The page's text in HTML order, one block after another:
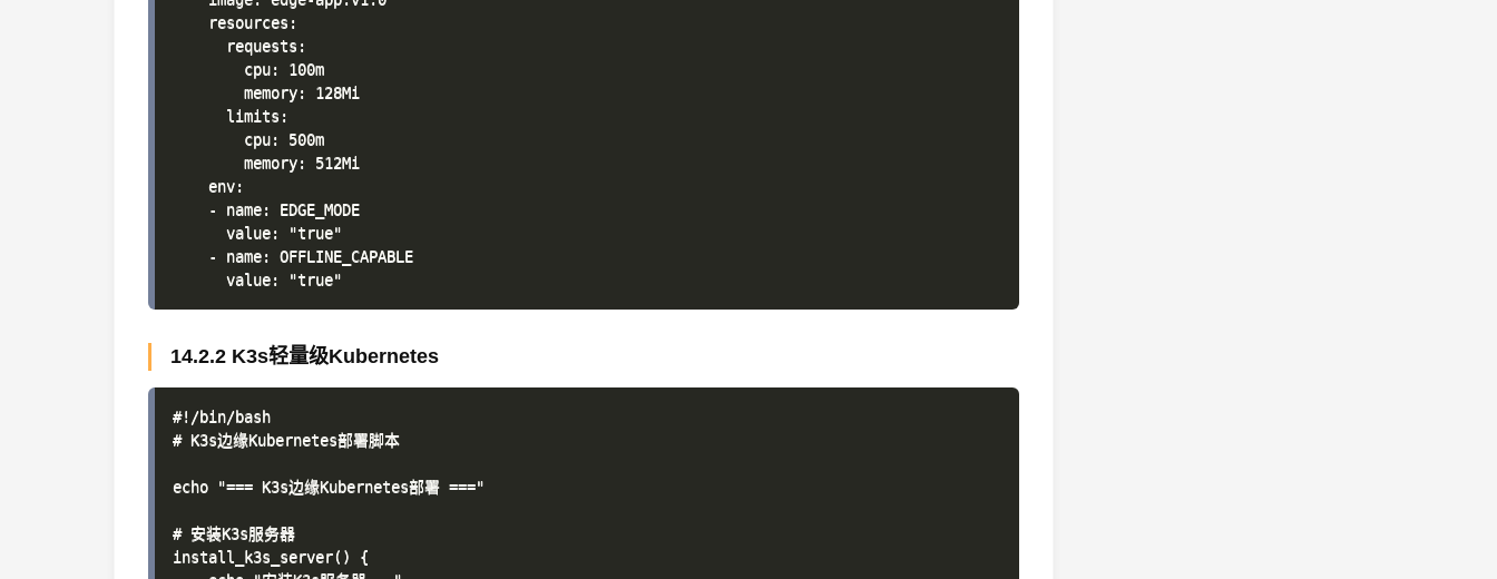
    resources:
      requests:
        cpu: 100m
        memory: 128Mi
      limits:
        cpu: 500m
        memory: 512Mi
    env:
    - name: EDGE_MODE
      value: "true"
    - name: OFFLINE_CAPABLE
14.2.2 K3s轻量级Kubernetes
#!/bin/bash
# K3s边缘Kubernetes部署脚本
echo "=== K3s边缘Kubernetes部署 ==="
# 安装K3s服务器
install_k3s_server() {